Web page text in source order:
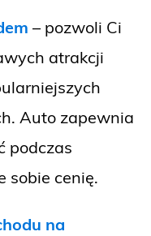
– pozwoli Ci
atrakcji
Auto zapewnia
podczas
sobie cenię.
na